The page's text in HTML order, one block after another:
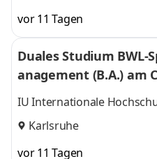
vor 11 Tagen
Duales Studium BWL-
anagement (B.A.) am
IU Internationale
Karlsruhe
vor 11 Tagen